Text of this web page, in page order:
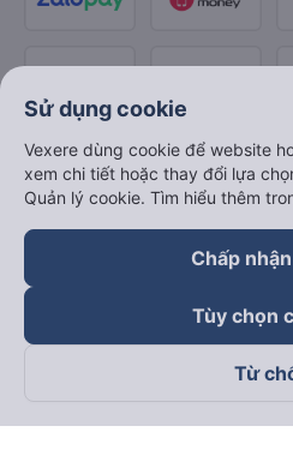
Theo dõi chúng tôi trên
Sử dụng cookie
Vexere dùng cookie để website
xem chi tiết hoặc thay đổi lựa
Quản lý cookie. Tìm hiểu thêm
Chấp
Tùy chọn
Từ